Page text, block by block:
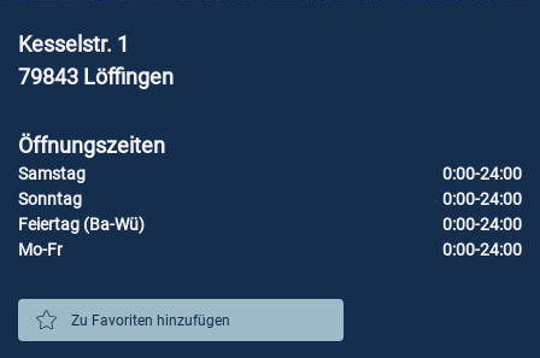
Kesselstr. 1
79843 Löffingen
Öffnungszeiten
Samstag
0:00-24:00
Sonntag
0:00-24:00
Feiertag (Ba-Wü)
0:00-24:00
Mo-Fr
0:00-24:00
Zu Favoriten hinzufügen